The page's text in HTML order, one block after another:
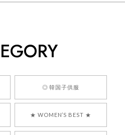
の問い合わせも返事がはやくて
りがとうございます！ 商品を
ようで、大変嬉しく思いま
がとうございます。安心して
のこと、何より嬉しいで
◎ 韓国子供服
★ WOMEN’S BEST ★